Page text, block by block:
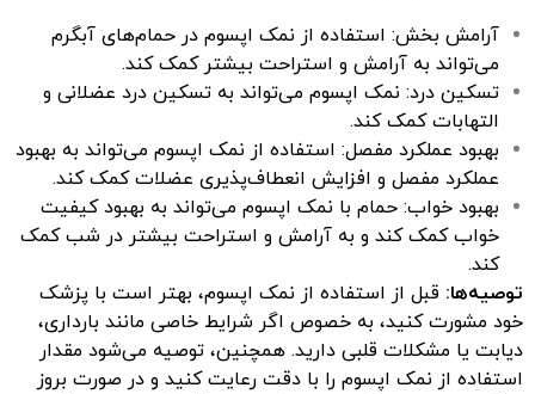
آرامش بخش: استفاده از نمک اپسوم در حمام‌های آبگرم
می‌تواند به آرامش و استراحت بیشتر کمک کند.
تسکین درد: نمک اپسوم می‌تواند به تسکین درد عضلانی و
التهابات کمک کند.
بهبود عملکرد مفصل: استفاده از نمک اپسوم می‌تواند به بهبود
عملکرد مفصل و افزایش انعطاف‌پذیری عضلات کمک کند.
بهبود خواب: حمام با نمک اپسوم می‌تواند به بهبود کیفیت
خواب کمک کند و به آرامش و استراحت بیشتر در شب کمک
کند.
توصیه‌ها: قبل از استفاده از نمک اپسوم، بهتر است با پزشک
خود مشورت کنید، به خصوص اگر شرایط خاصی مانند بارداری،
دیابت یا مشکلات قلبی دارید. همچنین، توصیه می‌شود مقدار
استفاده از نمک اپسوم را با دقت رعایت کنید و در صورت بروز